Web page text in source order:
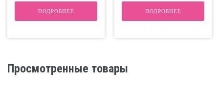
ПОДРОБНЕЕ ПОДРОБНЕЕ
Просмотренные товары